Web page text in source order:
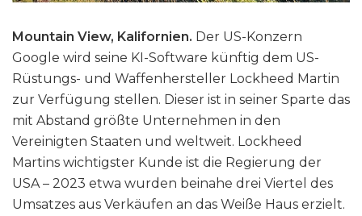
Mountain View, Kalifornien. Der US-Konzern
Google wird seine KI-Software künftig dem US-
Rüstungs- und Waffenhersteller Lockheed Martin
zur Verfügung stellen. Dieser ist in seiner Sparte das
mit Abstand größte Unternehmen in den
Vereinigten Staaten und weltweit. Lockheed
Martins wichtigster Kunde ist die Regierung der
USA – 2023 etwa wurden beinahe drei Viertel des
Umsatzes aus Verkäufen an das Weiße Haus erzielt.